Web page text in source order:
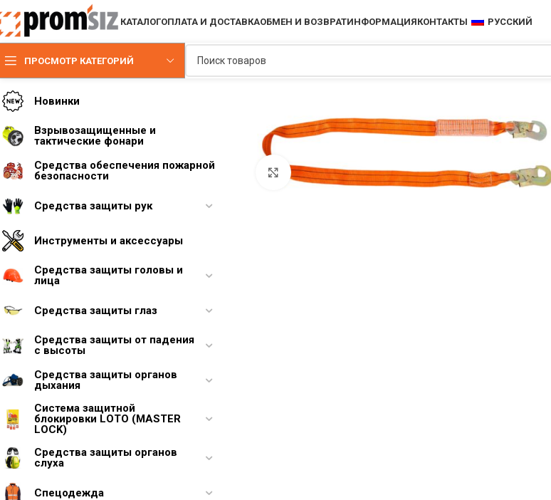
КАТАЛОГОПЛАТА И ДОСТАВКАОБМЕН И ВОЗВРАТИНФОРМАЦИЯКОНТАКТЫ РУССКИЙ
ПРОСМОТР КАТЕГОРИЙ
Новинки
Взрывозащищенные и
тактические фонари
Средства обеспечения пожарной
безопасности
Средства защиты рук
Инструменты и аксессуары
Средства защиты головы и
лица
Средства защиты глаз
Средства защиты от падения
с высоты
Средства защиты органов
дыхания
Система защитной
блокировки LOTO (MASTER
LOCK)
Средства защиты органов
слуха
Спецодежда
Увеличить